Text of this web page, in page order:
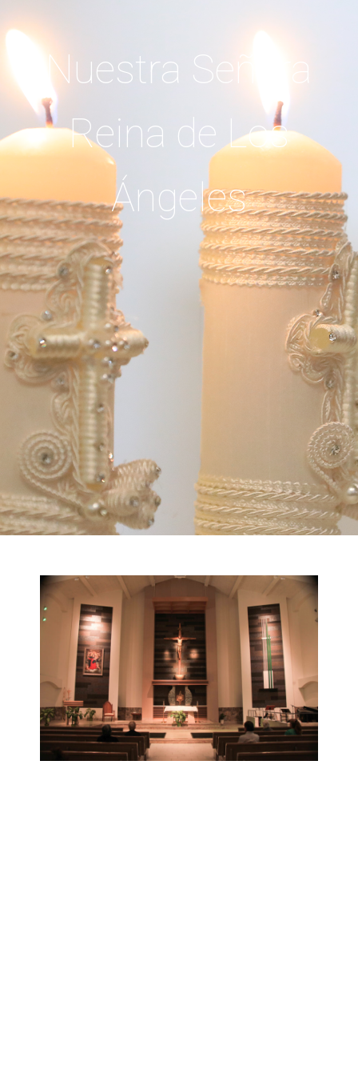
Nuestra S e ñ
Reina de Los
Ángeles